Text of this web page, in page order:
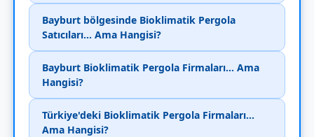
Bayburt bölgesinde Bioklimatik Pergola
Satıcıları... Ama Hangisi?
Bayburt Bioklimatik Pergola Firmaları... Ama
Hangisi?
Türkiye'deki Bioklimatik Pergola Firmaları...
Ama Hangisi?